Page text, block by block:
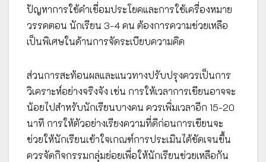
ปัญหาการใช้คำเชื่อมประโยคและการใช้เครื่องหมาย
วรรคตอน นักเรียน 3-4 คน ต้องการความช่วยเหลือ
เป็นพิเศษในด้านการจัดระเบียบความคิด
ส่วนการสะท้อนผลและแนวทางปรับปรุงควรเป็นการ
วิเคราะห์อย่างจริงจัง เช่น การให้เวลาการเขียนอาจจะ
น้อยไปสำหรับนักเรียนบางคน ควรเพิ่มเวลาอีก 15-20
นาที การให้ตัวอย่างเรียงความที่ดีก่อนการเขียนจะ
ช่วยให้นักเรียนเข้าใจเกณฑ์การประเมินได้ชัดเจนขึ้น
ควรจัดกิจกรรมกลุ่มย่อยเพื่อให้นักเรียนช่วยเหลือกัน